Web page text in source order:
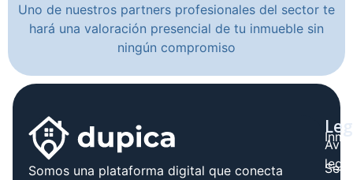
Uno de nuestros partners profesionales del sector te
hará una valoración presencial de tu inmueble sin
ningún compromiso
Somos una plataforma digital que conecta
legal